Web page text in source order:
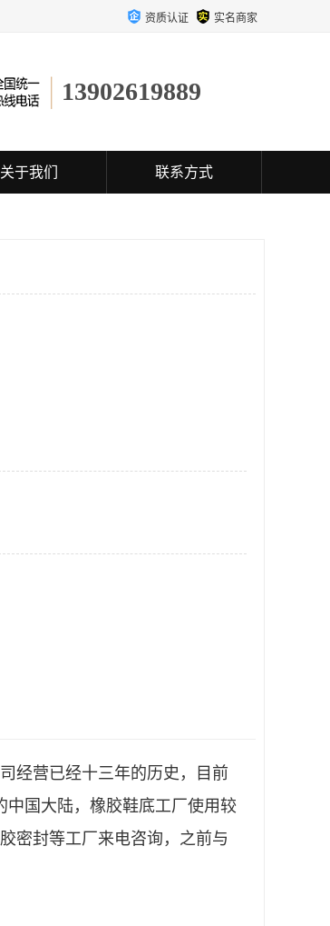
资质认证 实名商家
13902619889
关于我们 联系方式
经营已经十三年的历史，目前
中国大陆，橡胶鞋底工厂使用较
密封等工厂来电咨询，之前与